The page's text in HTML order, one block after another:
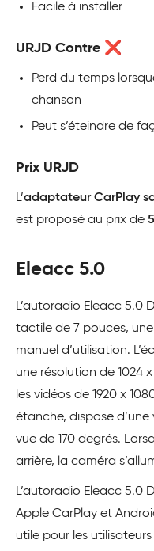
Facile à installer
URJD Contre ❌
Perd du temps
chanson
Peut s’éteindre de
Prix URJD
L’adaptateur CarPlay
est proposé au prix de
Eleacc 5.0
L’autoradio Eleacc 5.0
tactile de 7 pouces,
manuel d’utilisation.
une résolution de 1024
les vidéos de 1920 x
étanche, dispose
vue de 170 degrés.
arrière, la caméra
L’autoradio Eleacc 5.0
Apple CarPlay et
utile pour les